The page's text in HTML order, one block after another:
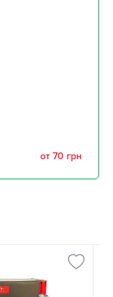
от 70 грн